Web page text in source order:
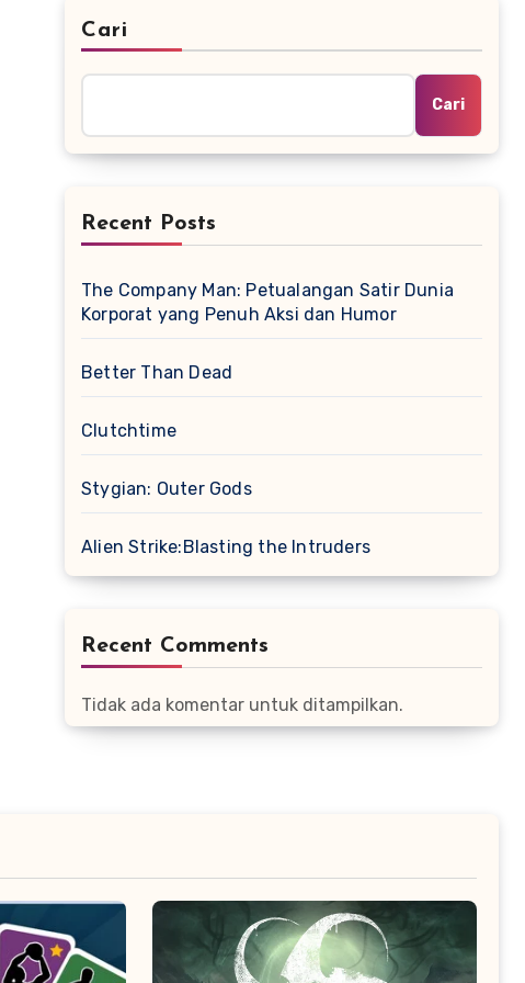
Cari
Cari
Recent Posts
The Company Man: Petualangan Satir Dunia
Korporat yang Penuh Aksi dan Humor
Better Than Dead
Clutchtime
Stygian: Outer Gods
Alien Strike:Blasting the Intruders
Recent Comments
Tidak ada komentar untuk ditampilkan.